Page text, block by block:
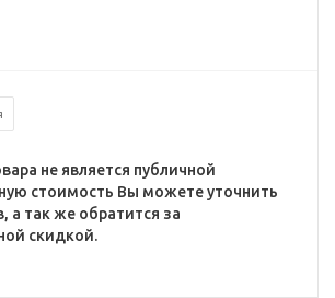
не является публичной
стоимость Вы можете уточнить
а так же обратится за
скидкой.